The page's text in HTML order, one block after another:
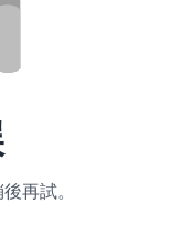
再試。